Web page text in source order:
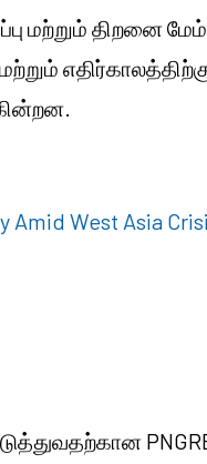
மற்றும் திறனை
Amid West Asia